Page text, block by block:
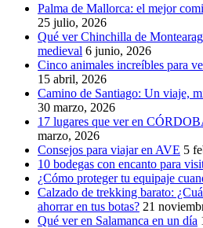
Palma de Mallorca: el mejor
25 julio, 2026
Qué ver Chinchilla de
medieval 6 junio, 2026
Cinco animales increíbles para
15 abril, 2026
Camino de Santiago: Un viaje,
30 marzo, 2026
17 lugares que ver en
marzo, 2026
Consejos para viajar en AVE 5
10 bodegas con encanto para
¿Cómo proteger tu equipaje
Calzado de trekking barato:
ahorrar en tus botas? 21
Qué ver en Salamanca en un día